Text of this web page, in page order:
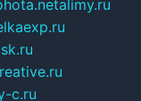
alimy.ru
c.ru